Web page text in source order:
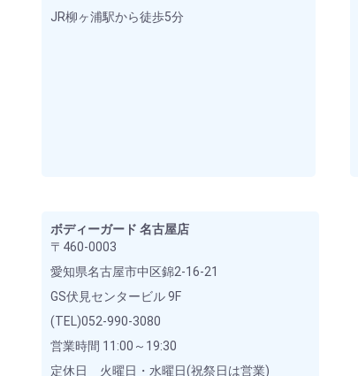
JR柳ヶ浦駅から徒歩5分
ボディーガード 名古屋店
〒460-0003
愛知県名古屋市中区錦2-16-21
GS伏見センタービル 9F
(TEL)052-990-3080
営業時間 11:00～19:30
定休日 火曜日・水曜日(祝祭日は営業)